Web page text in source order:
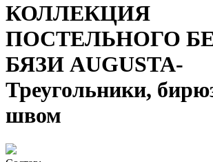
КОЛЛЕКЦИЯ
ПОСТЕЛЬНОГО
БЯЗИ AUGUSTA-
Треугольники,
швом